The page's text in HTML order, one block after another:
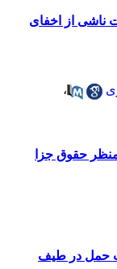
از اخفای
،
حقوق جزا
در طیف